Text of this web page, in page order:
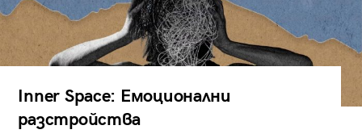
Inner Space: Емоционални
разстройства